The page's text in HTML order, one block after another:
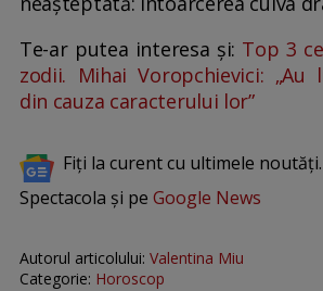
Te-ar putea interesa și: Top 3
zodii. Mihai Voropchievici:
din cauza caracterului lor”
Fiți la curent cu ultimele
Spectacola și pe Google News
Autorul articolului: Valentina Miu
Categorie: Horoscop